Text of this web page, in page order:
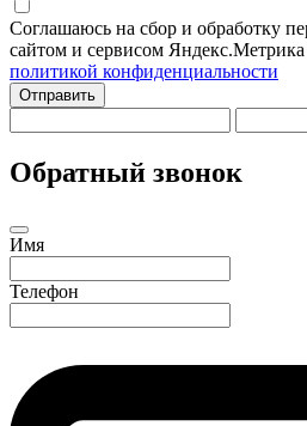
Соглашаюсь на сбор и обработку
сайтом и сервисом Яндекс.Метрика
политикой конфиденциальности
Отправить
Обратный звонок
Имя
Телефон